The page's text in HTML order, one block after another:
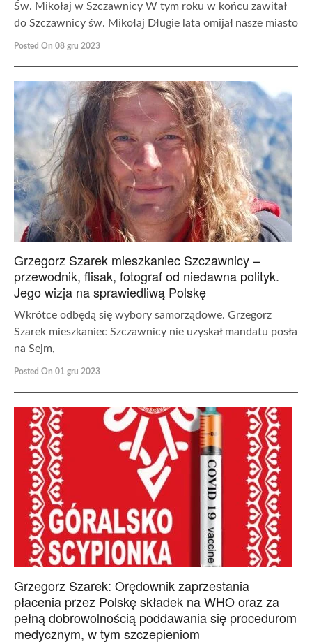
Św. Mikołaj w Szczawnicy W tym roku w końcu zawitał
do Szczawnicy św. Mikołaj Długie lata omijał nasze miasto
Posted On 08 gru 2023
Grzegorz Szarek mieszkaniec Szczawnicy –
przewodnik, flisak, fotograf od niedawna polityk.
Jego wizja na sprawiedliwą Polskę
Wkrótce odbędą się wybory samorządowe. Grzegorz
Szarek mieszkaniec Szczawnicy nie uzyskał mandatu posła
na Sejm,
Posted On 01 gru 2023
Grzegorz Szarek: Orędownik zaprzestania
płacenia przez Polskę składek na WHO oraz za
pełną dobrowolnością poddawania się procedurom
medycznym, w tym szczepieniom